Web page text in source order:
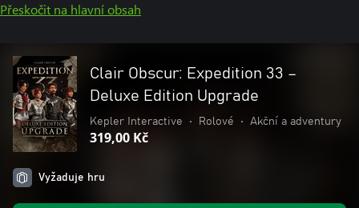
Přeskočit na hlavní obsah
Clair Obscur: Expedition 33 –
Deluxe Edition Upgrade
Kepler Interactive • Rolové • Akční a adventury
319,00 Kč
Vyžaduje hru